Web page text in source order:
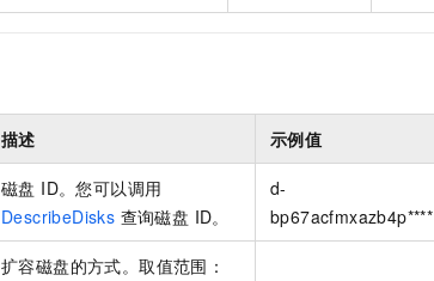
描述 示例值
磁盘 ID。您可以调用
DescribeDisks 查询磁盘 ID。
d-
bp67acfmxazb4p****
扩容磁盘的方式。取值范围：